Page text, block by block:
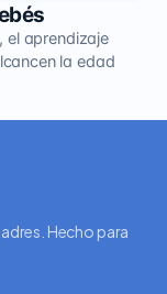
el aprendizaje
la edad
Hecho para